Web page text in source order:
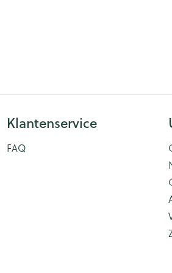
Klantenservice
FAQ